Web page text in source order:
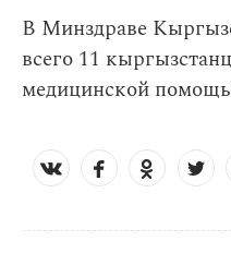
В Минздраве
всего 11
медицинской